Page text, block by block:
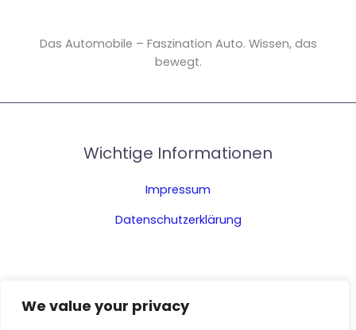
We value your privacy
Das Automobile – Faszination Auto. Wissen, das
bewegt.
Wichtige Informationen
Impressum
Datenschutzerklärung